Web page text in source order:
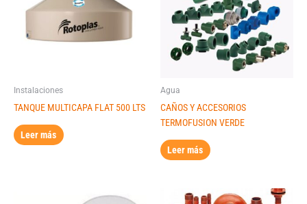
Instalaciones
TANQUE MULTICAPA FLAT 500 LTS
Leer más
Agua
CAÑOS Y ACCESORIOS
TERMOFUSION VERDE
Leer más